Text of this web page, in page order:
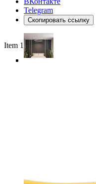
Telegram
Скопировать ссылку
Item 1 of 6